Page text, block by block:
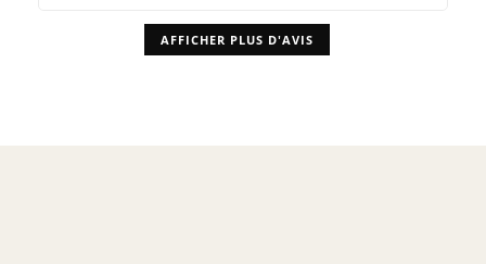
AFFICHER PLUS D'AVIS